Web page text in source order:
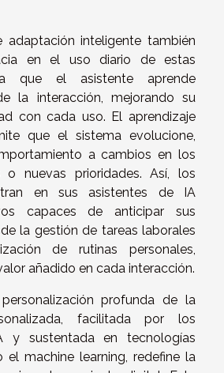
adaptación inteligente también
en el uso diario de estas
que el asistente aprende
la interacción, mejorando su
con cada uso. El aprendizaje
que el sistema evolucione,
a cambios en los
o nuevas prioridades. Así, los
en sus asistentes de IA
capaces de anticipar sus
la gestión de tareas laborales
de rutinas personales,
añadido en cada interacción.
profunda de la
facilitada por los
y sustentada en tecnologías
el machine learning, redefine la